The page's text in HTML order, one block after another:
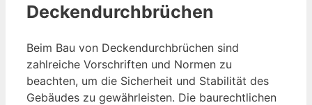
Deckendurchbrüchen
Beim Bau von Deckendurchbrüchen sind
zahlreiche Vorschriften und Normen zu
beachten, um die Sicherheit und Stabilität des
Gebäudes zu gewährleisten. Die baurechtlichen